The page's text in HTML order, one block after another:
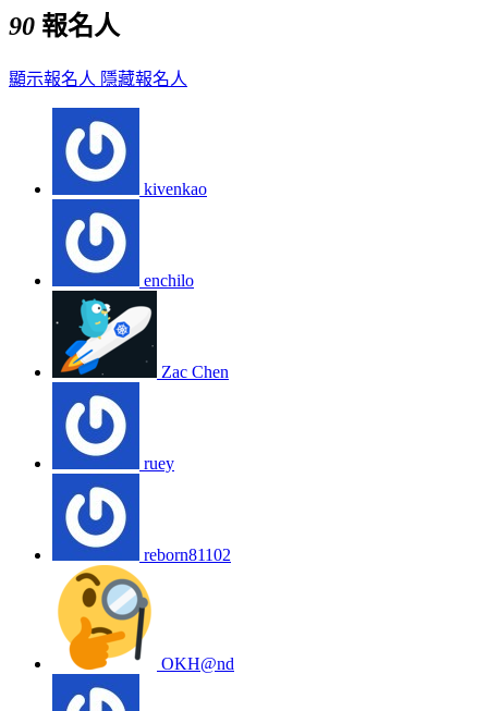
90 報名人
顯示報名人 隱藏報名人
kivenkao
enchilo
Zac Chen
ruey
reborn81102
OKH@nd